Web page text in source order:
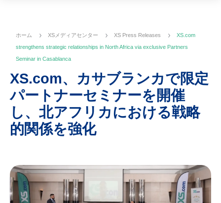
ホーム XSメディアセンター XS Press Releases
XS.com
strengthens strategic relationships in North Africa via exclusive Partners
Seminar in Casablanca
XS.com、カサブランカで限定
パートナーセミナーを開催
し、北アフリカにおける戦略
的関係を強化